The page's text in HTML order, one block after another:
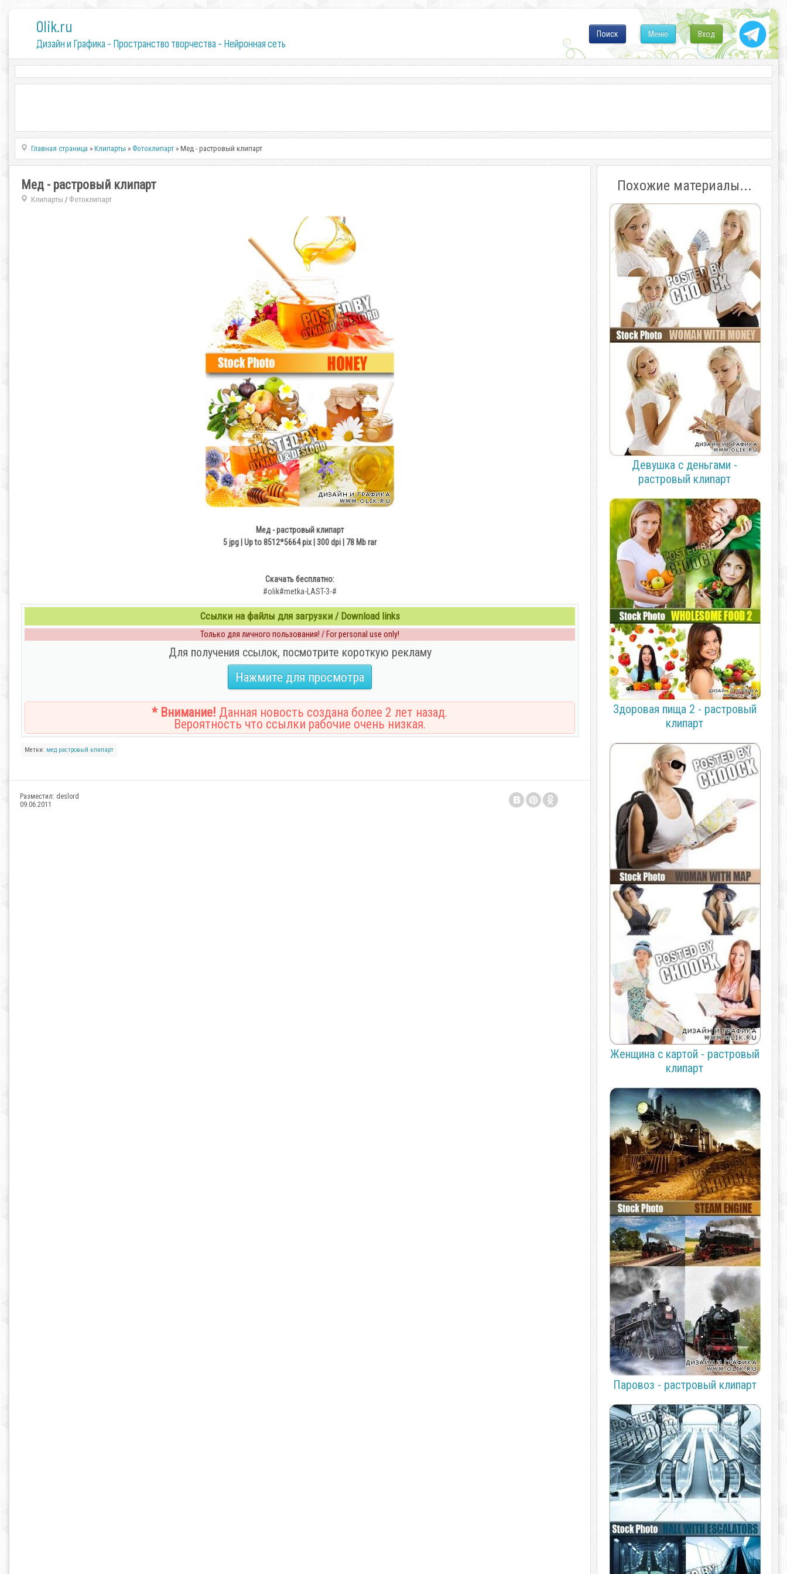
0lik.ru
Дизайн и Графика - Пространство творчества - Нейронная сеть
Вход
Меню
Поиск
Главная страница »Клипарты » Фотоклипарт » Мед - растровый клипарт
Мед - растровый клипарт
Клипарты / Фотоклипарт
Мед - растровый клипарт
5 jpg | Up to 8512*5664 pix | 300 dpi | 78 Mb rar
Скачать бесплатно:
#olik#metka-LAST-3-#
Ссылки на файлы для загрузки / Download links
Только для личного пользования! / For personal use only!
Для получения ссылок, посмотрите короткую рекламу
Нажмите для просмотра
* Внимание! Данная новость создана более 2 лет назад.
Вероятность что ссылки рабочие очень низкая.
Метки: мед растровый клипарт
Разместил: deslord
09.06.2011
Похожие материалы...
Девушка с деньгами -
растровый клипарт
Здоровая пища 2 - растровый
клипарт
Женщина с картой - растровый
клипарт
Паровоз - растровый клипарт